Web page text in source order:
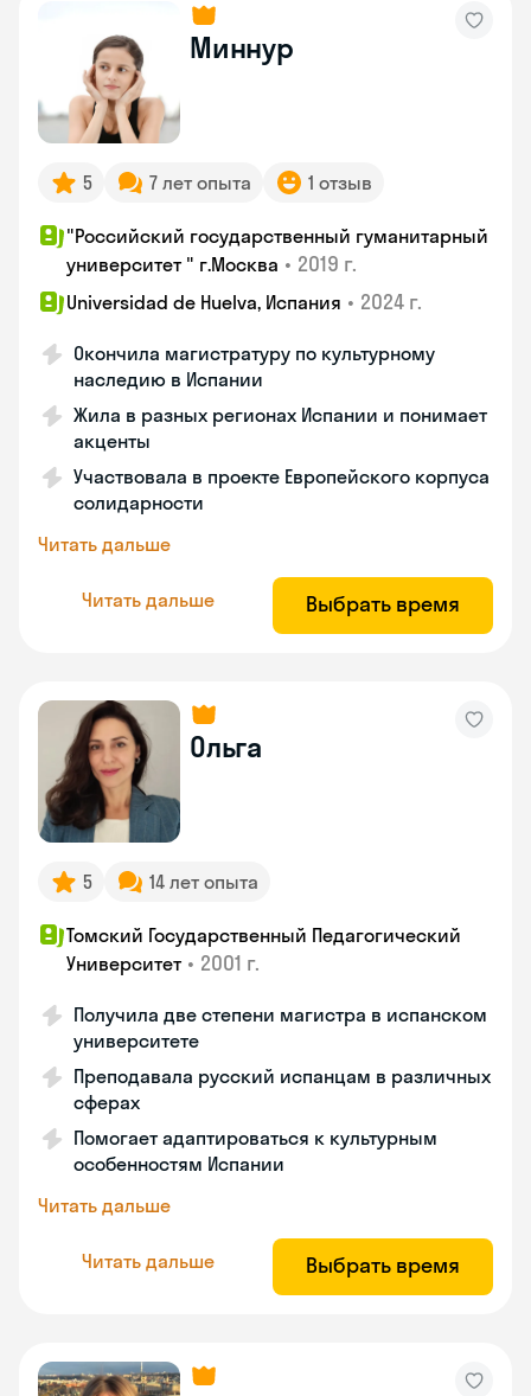
Миннур
5 7 лет опыта 1 отзыв
"Российский государственный гуманитарный
университет " г.Москва • 2019 г.
Universidad de Huelva, Испания • 2024 г.
Окончила магистратуру по культурному
наследию в Испании
Жила в разных регионах Испании и понимает
акценты
Участвовала в проекте Европейского корпуса
солидарности
Читать дальше
Читать дальше Выбрать время
Ольга
5 14 лет опыта
Томский Государственный Педагогический
Университет • 2001 г.
Получила две степени магистра в испанском
университете
Преподавала русский испанцам в различных
сферах
Помогает адаптироваться к культурным
особенностям Испании
Читать дальше
Читать дальше Выбрать время